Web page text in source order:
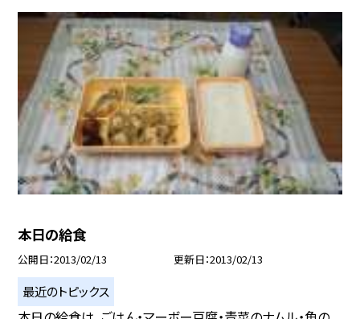
本日の給食
公開日 2013/02/13 更新日 2013/02/13
最近のトピックス